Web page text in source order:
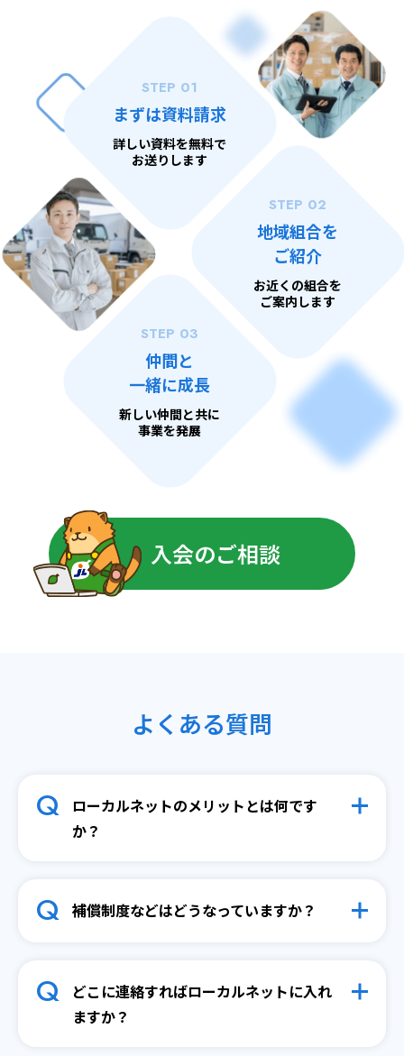
STEP 01
まずは資料請求
詳しい資料を無料で
お送りします
STEP 02
地域組合を
ご紹介
お近くの組合を
ご案内します
STEP 03
仲間と
一緒に成長
新しい仲間と共に
事業を発展
入会のご相談
よくある質問
Q
ローカルネットのメリットとは何です
か？
Q 補償制度などはどうなっていますか？
Q
どこに連絡すればローカルネットに入れ
ますか？